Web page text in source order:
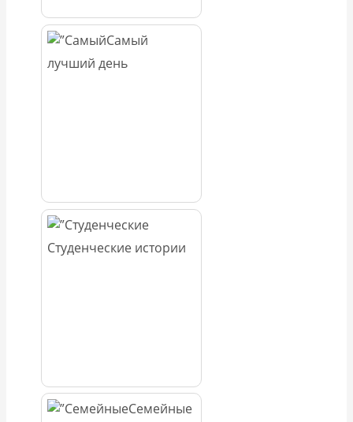
Самый
лучший день
Студенческие истории
Семейные